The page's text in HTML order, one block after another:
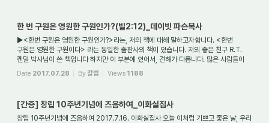
한 번 구원은 영원한 구원인가?(빌2:12)_데이빗 파슨목사
▶<한번 구원은 영원한 구원인가?>라는, 저의 책에 대해 말하고자합니다. <한번
구원은 영원한 구원이다> 라는 동일한 출판사의 책이 있습니다. 저의 좋은 친구 R.T.
켄덜 박사님이 쓴 책입니다 하지만 이 부분에 있어서, 견해가 다릅니다. 많은 사람들이
물어봅...
Date 2017.07.28 By갈렙 Views 1188
[간증] 창립 10주년기념에 즈음하여_이화실집사
창립 10주년기념에 즈음하여 2017.7.16. 이화실집사 오늘 이처럼 기쁘고 좋은 날, 우리